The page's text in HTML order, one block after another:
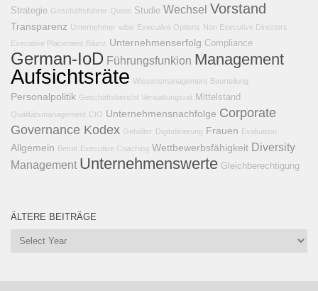
Strategie Geschäftsführer Quote Studie Wechsel Vorstand
Transparenz Unternehmer wbw Executive Options Non Executive Directors
Executive Placement Bilanz Unternehmenserfolg Compliance
German-IoD Führungsfunkion Management
Aufsichtsräte Wissensmanagement Beurteilung
Personalpolitik Geschäftsbericht Verwaltungsrat Mittelstand
Qualitätsmanagement CIO Unternehmensnachfolge Corporate
Governance Kodex Gehälter Digitalisierung Frauen Evaluation
Allgemein Beirat Executive Coaching Wettbewerbsfähigkeit Diversity
Management Unternehmenswerte Gleichberechtigung
ÄLTERE BEITRÄGE